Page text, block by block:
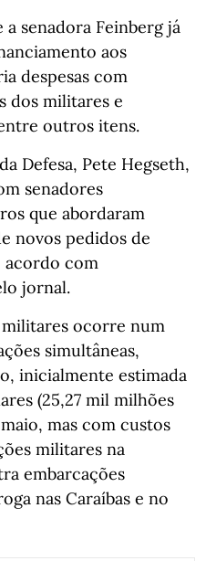
senadora Feinberg já
aos
despesas com
dos militares e
outros itens.
Defesa, Pete Hegseth,
senadores
que abordaram
novos pedidos de
com
jornal.
militares ocorre num
simultâneas,
inicialmente estimada
(25,27 mil milhões
mas com custos
militares na
embarcações
nas Caraíbas e no